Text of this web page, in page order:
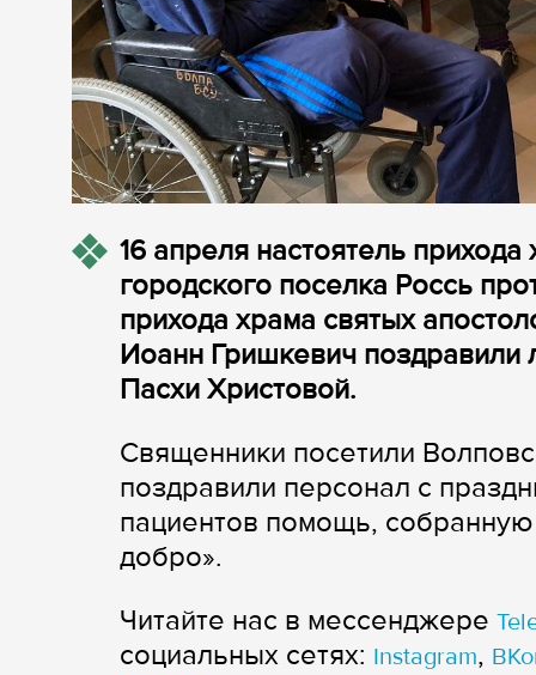
16 апреля настоятель
городского поселка Россь
прихода храма святых
Иоанн Гришкевич поздравили
Пасхи Христовой.
Священники посетили
поздравили персонал с
пациентов помощь,
добро».
Читайте нас в мессенджере
cоциальных сетях: Instagram,